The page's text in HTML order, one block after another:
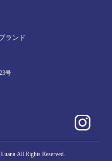
ランド
号
Rights Reserved.